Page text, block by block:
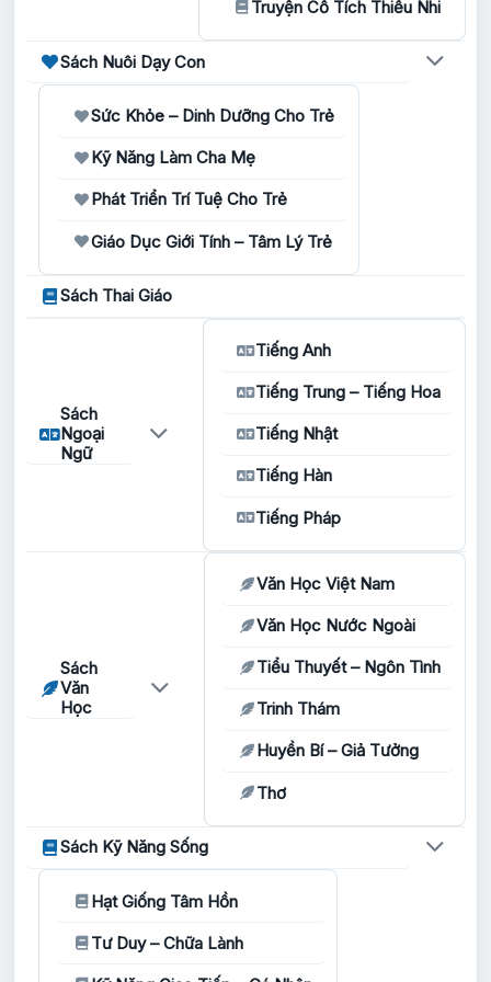
Truyện Cổ Tích Thiếu Nhi
Sách Nuôi Dạy Con
Sức Khỏe – Dinh Dưỡng Cho Trẻ
Kỹ Năng Làm Cha Mẹ
Phát Triển Trí Tuệ Cho Trẻ
Giáo Dục Giới Tính – Tâm Lý Trẻ
Sách Thai Giáo
Sách
Ngoại
Ngữ
Tiếng Anh
Tiếng Trung – Tiếng Hoa
Tiếng Nhật
Tiếng Hàn
Tiếng Pháp
Sách
Văn
Học
Văn Học Việt Nam
Văn Học Nước Ngoài
Tiểu Thuyết – Ngôn Tình
Trinh Thám
Huyền Bí – Giả Tưởng
Thơ
Sách Kỹ Năng Sống
Hạt Giống Tâm Hồn
Tư Duy – Chữa Lành